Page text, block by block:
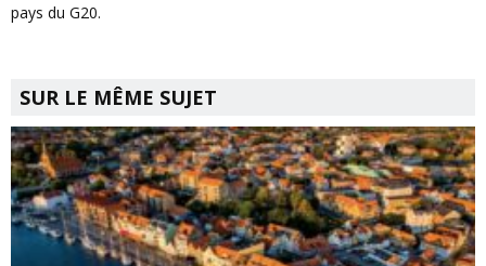
pays du G20.
SUR LE MÊME SUJET